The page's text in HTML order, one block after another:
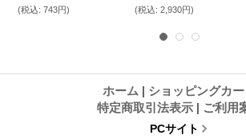
(税込: 743円)
(税込: 2,930円)
ホーム | ショッピングカー
特定商取引法表示 | ご利用
PCサイト